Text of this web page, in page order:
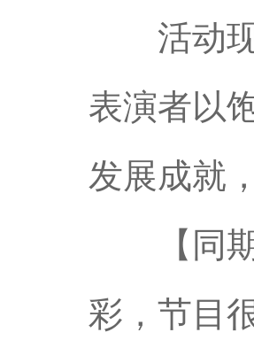
活动现
表演者以
发展成就
【同期
彩，节目